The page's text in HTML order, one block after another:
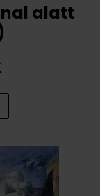
alatt